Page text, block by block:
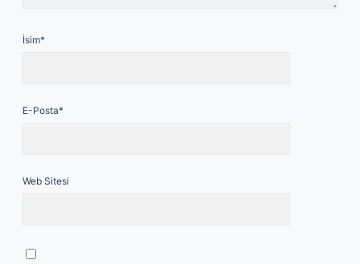
İsim*
E-Posta*
Web Sitesi